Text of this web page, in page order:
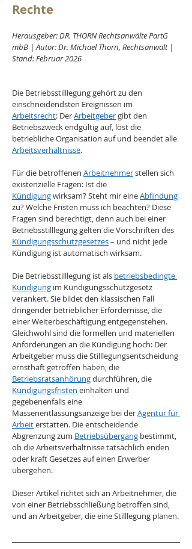
Rechte
Herausgeber: DR. THORN Rechtsanwälte PartG
mbB | Autor: Dr. Michael Thorn, Rechtsanwalt |
Stand: Februar 2026
Die Betriebsstilllegung gehört zu den
einschneidendsten Ereignissen im
Arbeitsrecht: Der Arbeitgeber gibt den
Betriebszweck endgültig auf, löst die
betriebliche Organisation auf und beendet alle
Arbeitsverhältnisse.
Für die betroffenen Arbeitnehmer stellen sich
existenzielle Fragen: Ist die
Kündigung wirksam? Steht mir eine Abfindung
zu? Welche Fristen muss ich beachten? Diese
Fragen sind berechtigt, denn auch bei einer
Betriebsstilllegung gelten die Vorschriften des
Kündigungsschutzgesetzes – und nicht jede
Kündigung ist automatisch wirksam.
Die Betriebsstilllegung ist als betriebsbedingte
Kündigung im Kündigungsschutzgesetz
verankert. Sie bildet den klassischen Fall
dringender betrieblicher Erfordernisse, die
einer Weiterbeschäftigung entgegenstehen.
Gleichwohl sind die formellen und materiellen
Anforderungen an die Kündigung hoch: Der
Arbeitgeber muss die Stilllegungsentscheidung
ernsthaft getroffen haben, die
Betriebsratsanhörung durchführen, die
Kündigungsfristen einhalten und
gegebenenfalls eine
Massenentlassungsanzeige bei der Agentur für
Arbeit erstatten. Die entscheidende
Abgrenzung zum Betriebsübergang bestimmt,
ob die Arbeitsverhältnisse tatsächlich enden
oder kraft Gesetzes auf einen Erwerber
übergehen.
Dieser Artikel richtet sich an Arbeitnehmer, die
von einer Betriebsschließung betroffen sind,
und an Arbeitgeber, die eine Stilllegung planen.